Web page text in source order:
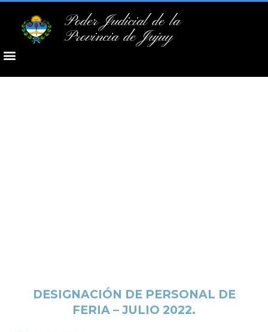
Poder Judicial de la
Provincia de Jujuy
DESIGNACIÓN DE PERSONAL DE
FERIA – JULIO 2022.